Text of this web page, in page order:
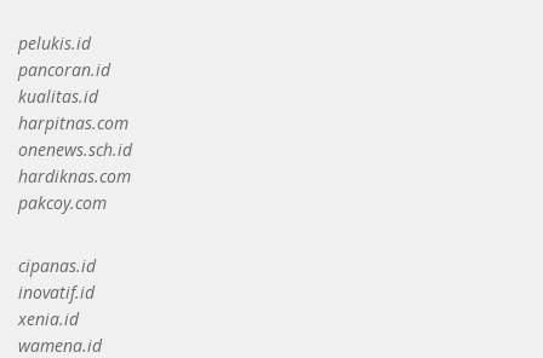
pelukis.id
pancoran.id
kualitas.id
harpitnas.com
onenews.sch.id
hardiknas.com
pakcoy.com
cipanas.id
inovatif.id
xenia.id
wamena.id